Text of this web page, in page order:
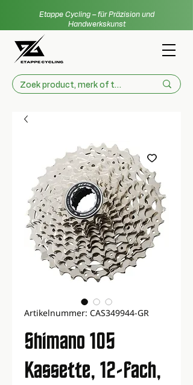
Etappe Cycling – für Präzision und
Handwerkskunst
Artikelnummer: CAS349944-GR
Shimano 105
Kassette, 12-fach,